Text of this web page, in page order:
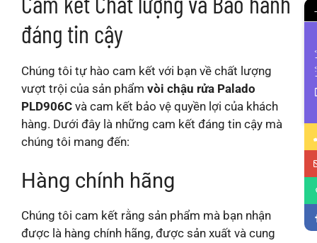
đáng tin cậy
Chúng tôi tự hào cam kết với bạn về chất lượng
vượt trội của sản phẩm vòi chậu rửa Palado
PLD906C và cam kết bảo vệ quyền lợi của khách
hàng. Dưới đây là những cam kết đáng tin cậy mà
chúng tôi mang đến:
Hàng chính hãng
Chúng tôi cam kết rằng sản phẩm mà bạn nhận
được là hàng chính hãng, được sản xuất và cung